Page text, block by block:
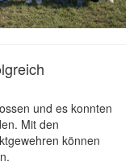
und es konnten
Mit den
können